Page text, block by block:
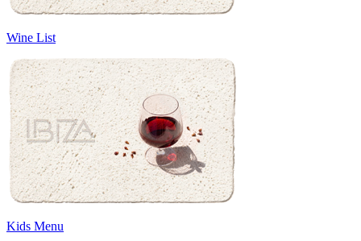
Wine List
Kids Menu